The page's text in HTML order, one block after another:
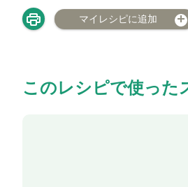
マイレシピに追加
このレシピで使った